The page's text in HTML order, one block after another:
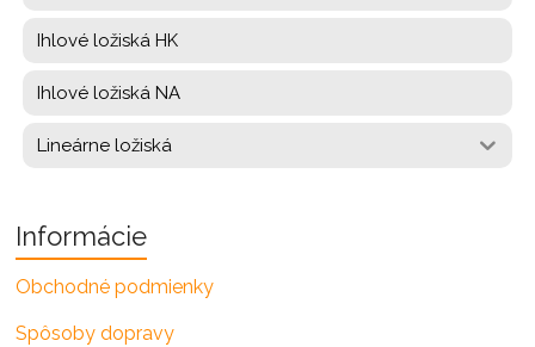
Ihlové ložiská HK
Ihlové ložiská NA
Lineárne ložiská
Informácie
Obchodné podmienky
Spôsoby dopravy